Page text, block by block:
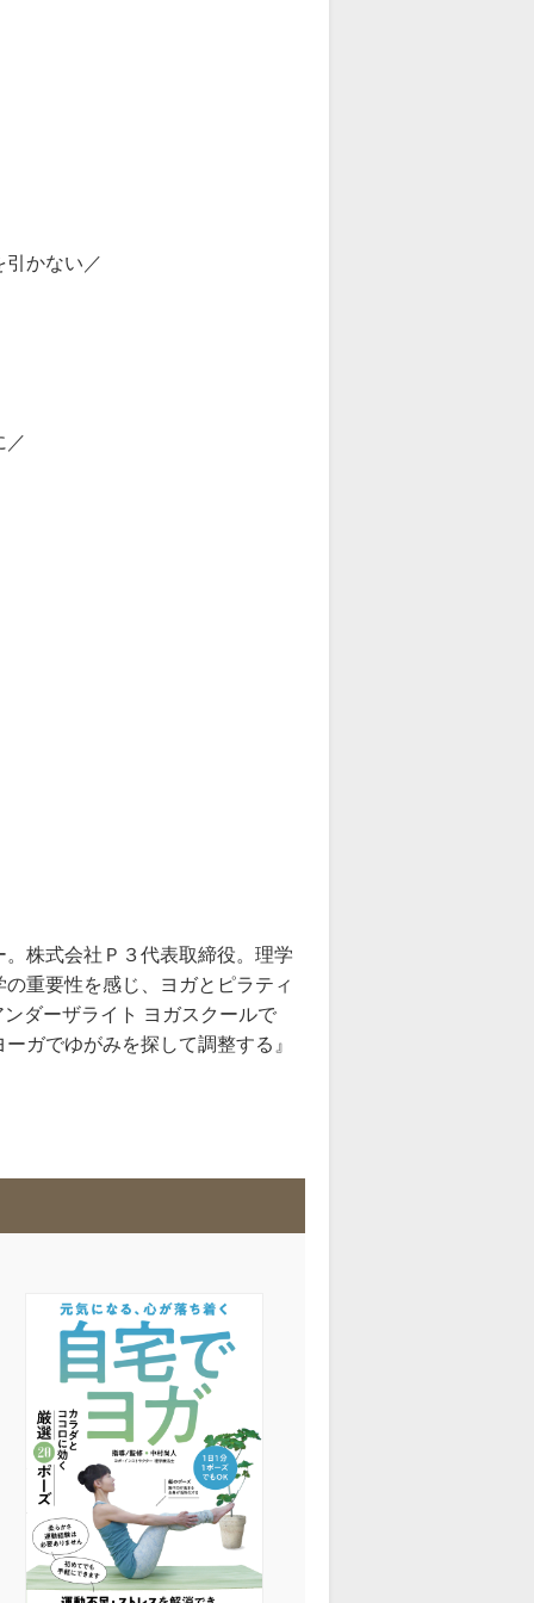
かない／
株式会社Ｐ３代表取締役。理学
重要性を感じ、ヨガとピラティ
ダーザライト ヨガスクールで
ガでゆがみを探して調整する』